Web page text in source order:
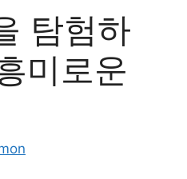
탐험하
미로운